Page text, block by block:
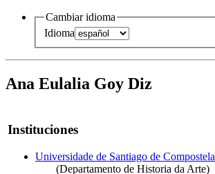
Cambiar idioma
Idioma
Ana Eulalia Goy Diz
Instituciones
Universidade de Santiago de Compostela
(Departamento de Historia da Arte)